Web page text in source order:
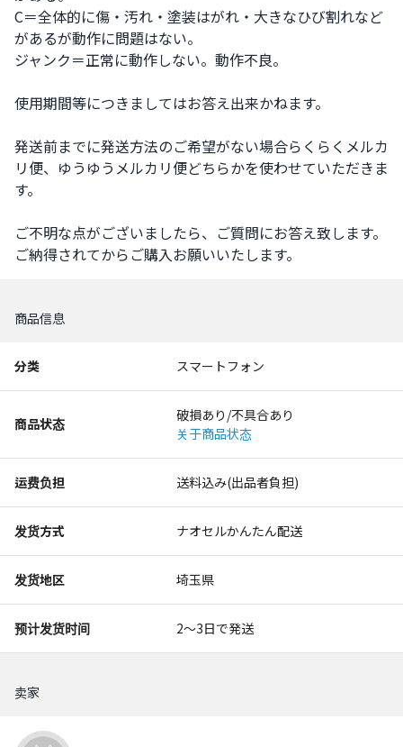
C＝全体的に傷・汚れ・塗装はがれ・大きなひび割れなど
があるが動作に問題はない。
ジャンク＝正常に動作しない。動作不良。
使用期間等につきましてはお答え出来かねます。
発送前までに発送方法のご希望がない場合らくらくメルカ
リ便、ゆうゆうメルカリ便どちらかを使わせていただきま
す。
ご不明な点がございましたら、ご質問にお答え致します。
ご納得されてからご購入お願いいたします。
商品信息
分类 スマートフォン
商品状态
破損あり/不具合あり
关于商品状态
运费负担 送料込み(出品者負担)
发货方式 ナオセルかんたん配送
发货地区 埼玉県
预计发货时间 2〜3日で発送
卖家